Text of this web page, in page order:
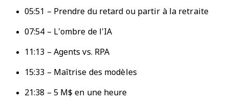
05:51 – Prendre du retard ou partir à la retraite
07:54 – L’ombre de l’IA
11:13 – Agents vs. RPA
15:33 – Maîtrise des modèles
21:38 – 5 M$ en une heure